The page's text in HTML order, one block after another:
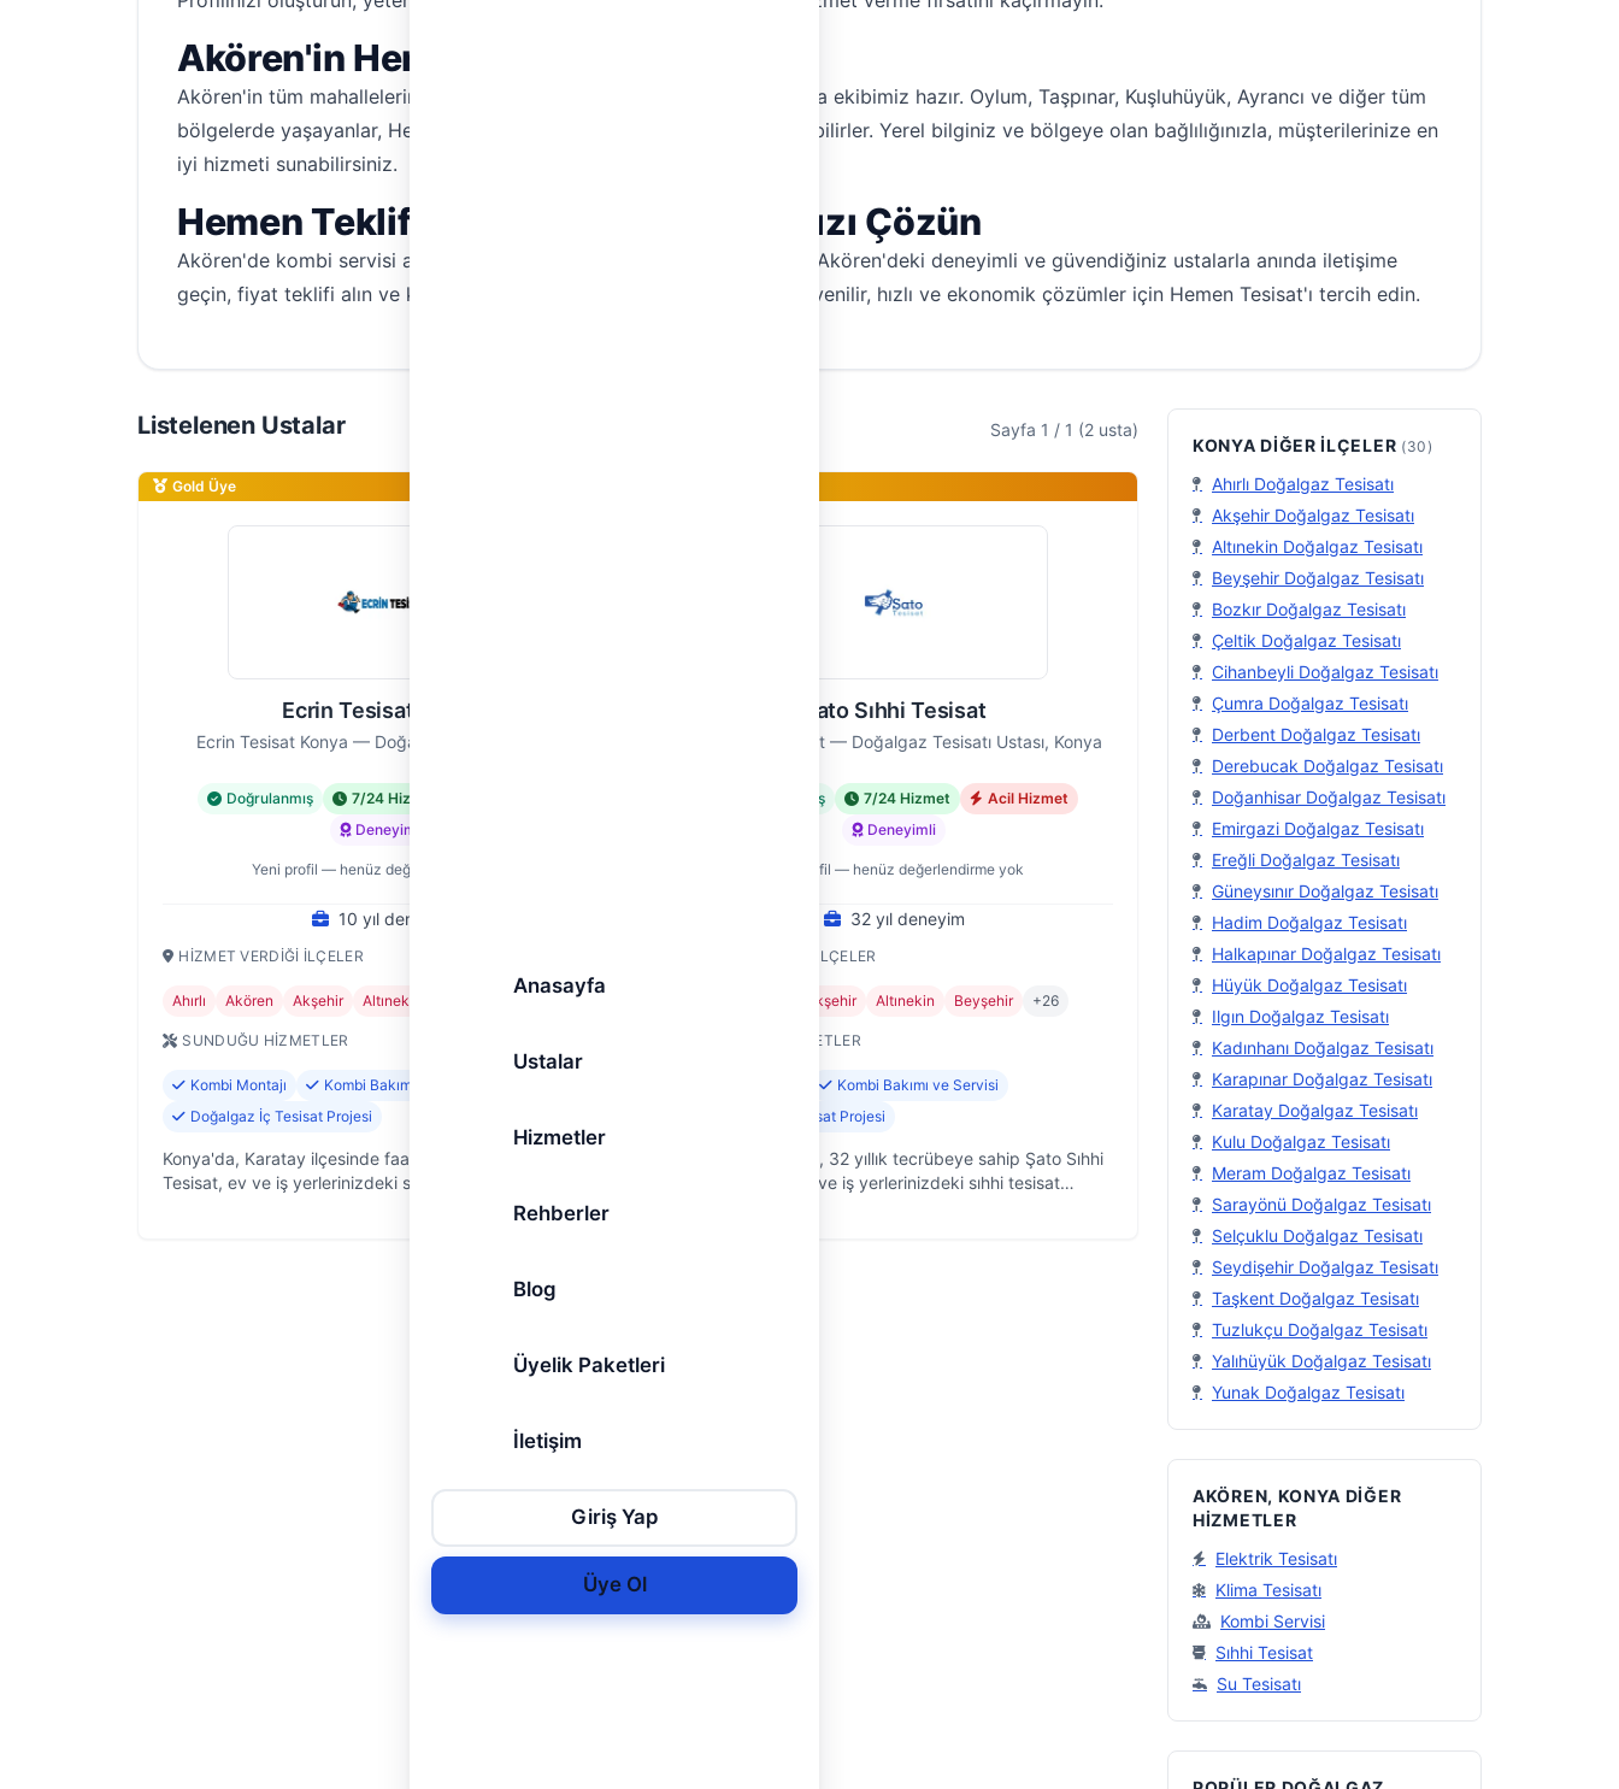
Anasayfa
Ustalar
Hizmetler
Rehberler
Blog
Üyelik Paketleri
İletişim
Giriş Yap
Üye Ol
Akören'in Her Köşesine Usta Desteği
Akören'in tüm mahallelerinde, kombi sorunlarınız için çözüm sunan usta ekibimiz hazır. Oylum, Taşpınar, Kuşluhüyük, Ayrancı ve diğer tüm
bölgelerde yaşayanlar, Hemen Tesisat üzerinden kolayca ustaya ulaşabilirler. Yerel bilginiz ve bölgeye olan bağlılığınızla, müşterilerinize en
iyi hizmeti sunabilirsiniz.
Hemen Teklif Alın, Kombi Sorunlarınızı Çözün
Akören'de kombi servisi arayışınız sona erdi. Hemen Tesisat ile Konya Akören'deki deneyimli ve güvendiğiniz ustalarla anında iletişime
geçin, fiyat teklifi alın ve kombi sorunlarınızı en kısa sürede çözün. Güvenilir, hızlı ve ekonomik çözümler için Hemen Tesisat'ı tercih edin.
Listelenen Ustalar Sayfa 1 / 1 (2 usta)
Gold Üye
Ecrin Tesisat Konya
Ecrin Tesisat Konya — Doğalgaz Tesisatı Ustası
Doğrulanmış 7/24 Hizmet
Deneyimli
Yeni profil — henüz değerlendirme yok
10 yıl deneyim
HIZMET VERDIĞI İLÇELER
Ahırlı Akören Akşehir Altınekin
SUNDUĞU HIZMETLER
Kombi Montajı
Kombi Bakımı ve Servisi
Doğalgaz İç Tesisat Projesi
Konya'da, Karatay ilçesinde faaliyet gösteren Ecrin
Tesisat, ev ve iş yerlerinizdeki sıhhi tesisat sorunlarına
hızlı ve güvenilir çözümler sunan deneyimli bir ekibiz.
Şato Sıhhi Tesisat
Şato Sıhhi Tesisat — Doğalgaz Tesisatı Ustası, Konya
Doğrulanmış 7/24 Hizmet
Acil Hizmet
Deneyimli
Yeni profil — henüz değerlendirme yok
32 yıl deneyim
HIZMET VERDIĞI İLÇELER
Akşehir Altınekin Beyşehir +26
SUNDUĞU HIZMETLER
Kombi Bakımı ve Servisi
Doğalgaz İç Tesisat Projesi
Konya Selçuklu'da, 32 yıllık tecrübeye sahip Şato Sıhhi
Tesisat olarak, ev ve iş yerlerinizdeki sıhhi tesisat
KONYA DIĞER İLÇELER (30)
Ahırlı Doğalgaz Tesisatı
Akşehir Doğalgaz Tesisatı
Altınekin Doğalgaz Tesisatı
Beyşehir Doğalgaz Tesisatı
Bozkır Doğalgaz Tesisatı
Çeltik Doğalgaz Tesisatı
Cihanbeyli Doğalgaz Tesisatı
Çumra Doğalgaz Tesisatı
Derbent Doğalgaz Tesisatı
Derebucak Doğalgaz Tesisatı
Doğanhisar Doğalgaz Tesisatı
Emirgazi Doğalgaz Tesisatı
Ereğli Doğalgaz Tesisatı
Güneysınır Doğalgaz Tesisatı
Hadim Doğalgaz Tesisatı
Halkapınar Doğalgaz Tesisatı
Hüyük Doğalgaz Tesisatı
Ilgın Doğalgaz Tesisatı
Kadınhanı Doğalgaz Tesisatı
Karapınar Doğalgaz Tesisatı
Karatay Doğalgaz Tesisatı
Kulu Doğalgaz Tesisatı
Meram Doğalgaz Tesisatı
Sarayönü Doğalgaz Tesisatı
Selçuklu Doğalgaz Tesisatı
Seydişehir Doğalgaz Tesisatı
Taşkent Doğalgaz Tesisatı
Tuzlukçu Doğalgaz Tesisatı
Yalıhüyük Doğalgaz Tesisatı
Yunak Doğalgaz Tesisatı
AKÖREN, KONYA DIĞER
HIZMETLER
Elektrik Tesisatı
Klima Tesisatı
Kombi Servisi
Sıhhi Tesisat
Su Tesisatı